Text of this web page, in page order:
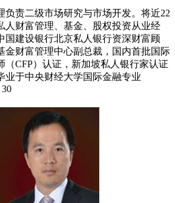
负责二级市场研究与市场开发。将近22
人财富管理、基金、股权投资从业经
国建设银行北京私人银行资深财富顾
金财富管理中心副总裁，国内首批国际
（CFP）认证，新加坡私人银行家认证
业于中央财经大学国际金融专业
30